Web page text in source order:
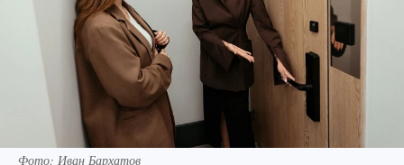
Фото: Иван Бархатов